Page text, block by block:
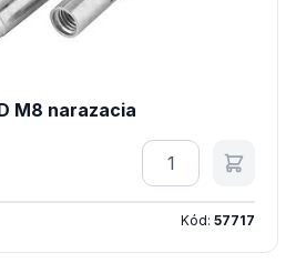
M8 narazacia
Množstvo
Kód: 57717